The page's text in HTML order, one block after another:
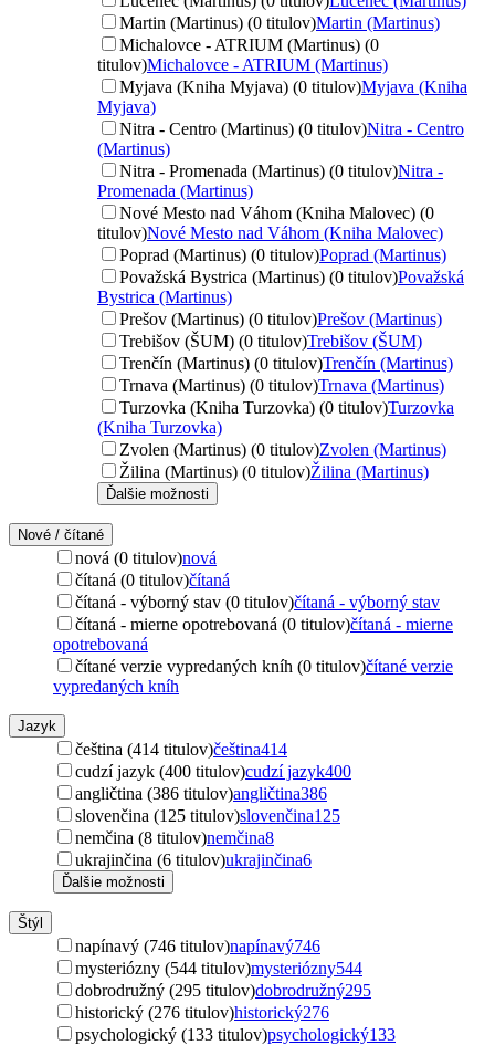
Martin (Martinus) (0 titulov)Martin (Martinus)
Michalovce - ATRIUM (Martinus) (0
titulov)Michalovce - ATRIUM (Martinus)
Myjava (Kniha Myjava) (0 titulov)Myjava (Kniha
Myjava)
Nitra - Centro (Martinus) (0 titulov)Nitra - Centro
(Martinus)
Nitra - Promenada (Martinus) (0 titulov)Nitra -
Promenada (Martinus)
Nové Mesto nad Váhom (Kniha Malovec) (0
titulov)Nové Mesto nad Váhom (Kniha Malovec)
Poprad (Martinus) (0 titulov)Poprad (Martinus)
Považská Bystrica (Martinus) (0 titulov)Považská
Bystrica (Martinus)
Prešov (Martinus) (0 titulov)Prešov (Martinus)
Trebišov (ŠUM) (0 titulov)Trebišov (ŠUM)
Trenčín (Martinus) (0 titulov)Trenčín (Martinus)
Trnava (Martinus) (0 titulov)Trnava (Martinus)
Turzovka (Kniha Turzovka) (0 titulov)Turzovka
(Kniha Turzovka)
Zvolen (Martinus) (0 titulov)Zvolen (Martinus)
Žilina (Martinus) (0 titulov)Žilina (Martinus)
Ďalšie možnosti
Nové / čítané
nová (0 titulov)nová
čítaná (0 titulov)čítaná
čítaná - výborný stav (0 titulov)čítaná - výborný stav
čítaná - mierne opotrebovaná (0 titulov)čítaná - mierne
opotrebovaná
čítané verzie vypredaných kníh (0 titulov)čítané verzie
vypredaných kníh
Jazyk
čeština (414 titulov)čeština414
cudzí jazyk (400 titulov)cudzí jazyk400
angličtina (386 titulov)angličtina386
slovenčina (125 titulov)slovenčina125
nemčina (8 titulov)nemčina8
ukrajinčina (6 titulov)ukrajinčina6
Ďalšie možnosti
Štýl
napínavý (746 titulov)napínavý746
mysteriózny (544 titulov)mysteriózny544
dobrodružný (295 titulov)dobrodružný295
historický (276 titulov)historický276
psychologický (133 titulov)psychologický133